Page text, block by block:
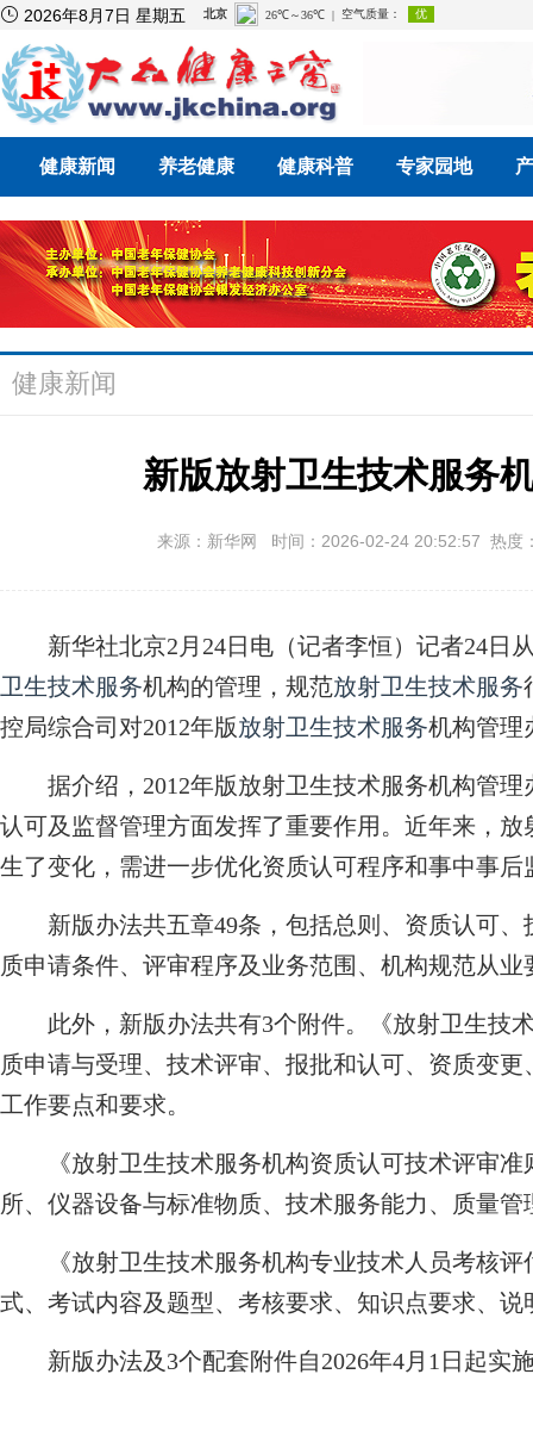
 2026年8月7日 星期五
健康新闻 养老健康 健康科普 专家园地
健康新闻
新版放射卫生技术服务
来源：新华网 时间：2026-02-24 20:52:57 热度
新华社北京2月24日电（记者李恒）记者24日
卫生技术服务机构的管理，规范放射卫生技术服务
控局综合司对2012年版放射卫生技术服务机构管理
据介绍，2012年版放射卫生技术服务机构管理
认可及监督管理方面发挥了重要作用。近年来，
生了变化，需进一步优化资质认可程序和事中事后
新版办法共五章49条，包括总则、资质认可、
质申请条件、评审程序及业务范围、机构规范从
此外，新版办法共有3个附件。《放射卫生技
质申请与受理、技术评审、报批和认可、资质变
工作要点和要求。
《放射卫生技术服务机构资质认可技术评审准
所、仪器设备与标准物质、技术服务能力、质量
《放射卫生技术服务机构专业技术人员考核评
式、考试内容及题型、考核要求、知识点要求、说
新版办法及3个配套附件自2026年4月1日起实